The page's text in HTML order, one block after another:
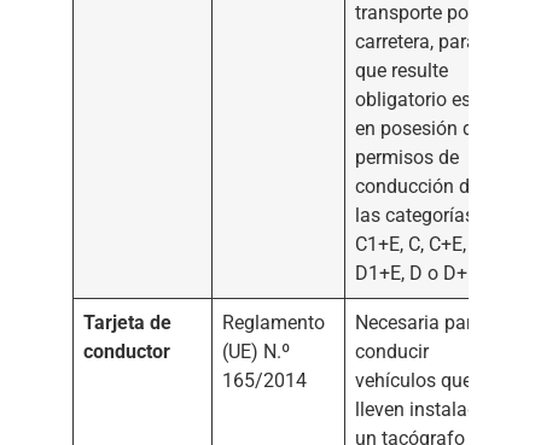
transporte por
carretera, para la
que resulte
obligatorio estar
en posesión de
permisos de
conducción de
las categorías C1,
C1+E, C, C+E, D1,
D1+E, D o D+E.
Tarjeta de
conductor
Reglamento
(UE) N.º
165/2014
Necesaria para
conducir
vehículos que
lleven instalado
un tacógrafo